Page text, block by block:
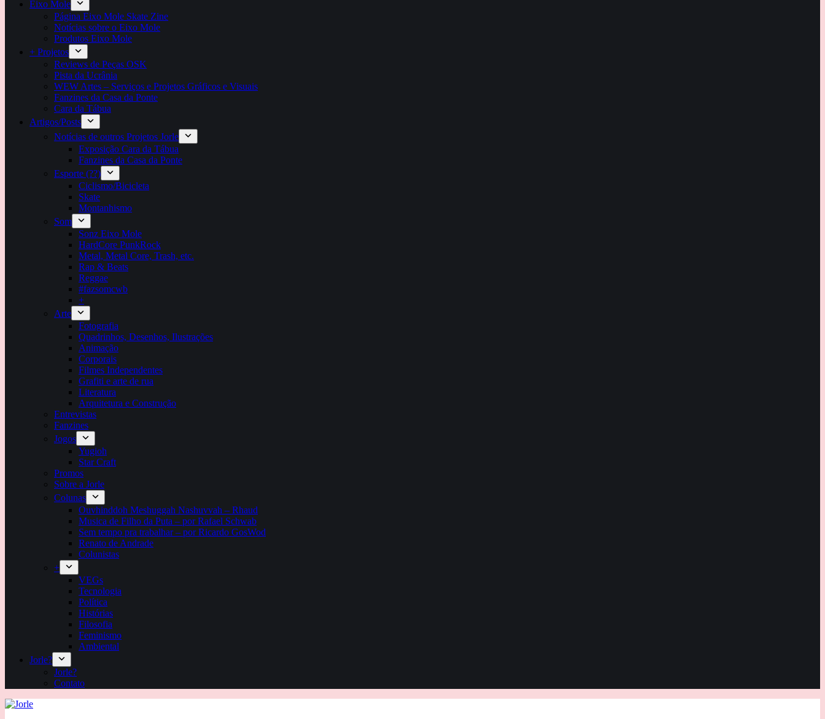
Eixo Mole
Página Eixo Mole Skate Zine
Notícias sobre o Eixo Mole
Produtos Eixo Mole
+ Projetos
Reviews de Peças OSK
Pista da Ucrânia
WEW Artes – Serviços e Projetos Gráficos e Visuais
Fanzines da Casa da Ponte
Cara da Tábua
Artigos/Posts
Notícias de outros Projetos Jorle
Exposição Cara da Tábua
Fanzines da Casa da Ponte
Esporte (??)
Ciclismo/Bicicleta
Skate
Montanhismo
Som
Sonz Eixo Mole
HardCore PunkRock
Metal, Metal Core, Trash, etc.
Rap & Beats
Reggae
#fazsomcwb
+
Arte
Fotografia
Quadrinhos, Desenhos, Ilustrações
Animação
Corporais
Filmes Independentes
Grafiti e arte de rua
Literatura
Arquitetura e Construção
Entrevistas
Fanzines
Jogos
Yugioh
Star Craft
Promos
Sobre a Jorle
Colunas
Ouvhinddoh Meshuggah Nashuvvah – Rhaud
Musica de Filho da Puta – por Rafael Schwab
Sem tempo pra trabalhar – por Ricardo GosWod
Renato de Andrade
Colunistas
+
VEGs
Tecnologia
Política
Histórias
Filosofia
Feminismo
Ambiental
Jorle?
Jorle?
Contato